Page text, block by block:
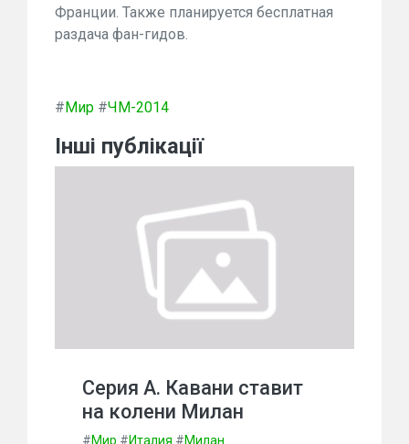
Франции. Также планируется бесплатная
раздача фан-гидов.
#Мир #ЧМ-2014
Інші публікації
Серия А. Кавани ставит
на колени Милан
#Мир #Италия #Милан